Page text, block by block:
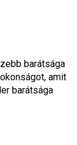
barátsága
amit
barátsága